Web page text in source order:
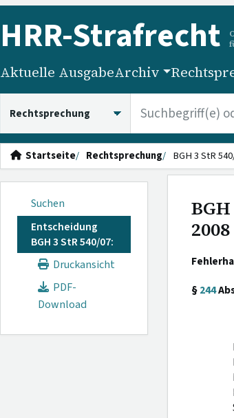
HRR-Strafrecht
Aktuelle AusgabeArchiv
Startseite Rechtsprechung BGH 3 StR
Suchen
Entscheidung
BGH 3 StR 540/07:
Druckansicht
PDF-
Download
§244